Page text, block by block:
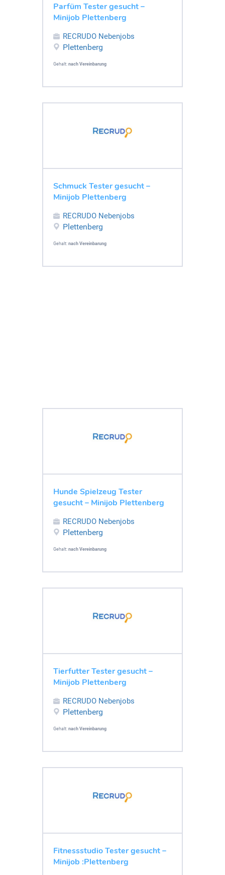
Parfüm Tester gesucht –
Minijob Plettenberg
RECRUDO Nebenjobs
Plettenberg
Gehalt: nach Vereinbarung
Schmuck Tester gesucht –
Minijob Plettenberg
RECRUDO Nebenjobs
Plettenberg
Gehalt: nach Vereinbarung
Hunde Spielzeug Tester
gesucht – Minijob Plettenberg
RECRUDO Nebenjobs
Plettenberg
Gehalt: nach Vereinbarung
Tierfutter Tester gesucht –
Minijob Plettenberg
RECRUDO Nebenjobs
Plettenberg
Gehalt: nach Vereinbarung
Fitnessstudio Tester gesucht –
Minijob :Plettenberg